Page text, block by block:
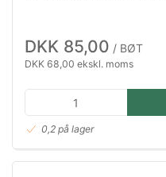
DKK 85,00 / BØT
DKK 68,00 ekskl. moms
0,2 på lager